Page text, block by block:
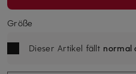
Größe
Dieser Artikel fällt normal